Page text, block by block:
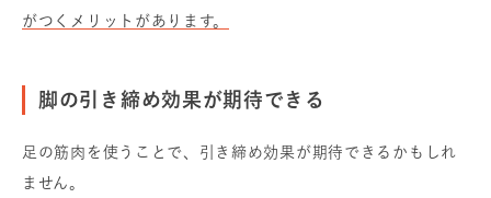
がつくメリットがあります。
脚の引き締め効果が期待できる
足の筋肉を使うことで、引き締め効果が期待できるかもしれ
ません。